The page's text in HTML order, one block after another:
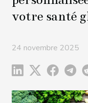
votre santé
24 novembre 2025